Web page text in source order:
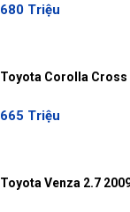
680 Triệu
Toyota Corolla Cross
665 Triệu
Toyota Venza 2.7